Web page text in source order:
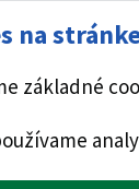
na
základné